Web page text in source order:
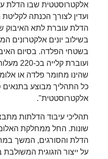
אלקטרוסטטית שבו הדלת עוברת
ועדין לצורך הכנתה לקליטת
הדלת עוברת לתא האיבוק שבו
בשילוב יונים אלקטרונים
בשטחי הפלדה. בסיום האיבוק
ועוברת קלייה בכ-
שהינו מחומר פלדה או
כל התהליך מבוצע בתנאים
אלקטרוסטטית".
תהליכי עיבוד הדלתות
שונות. החל ממחלקת
הדלת והסורגים, המשך במחלקת
על ייצור הזגוגית המשולבת